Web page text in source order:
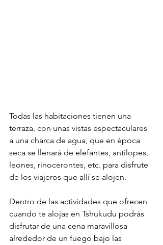
Todas las habitaciones tienen una
terraza, con unas vistas espectaculares
a una charca de agua, que en época
seca se llenará de elefantes, antílopes,
leones, rinocerontes, etc. para disfrute
de los viajeros que allí se alojen.
Dentro de las actividades que ofrecen
cuando te alojas en Tshukudu podrás
disfrutar de una cena maravillosa
alrededor de un fuego bajo las